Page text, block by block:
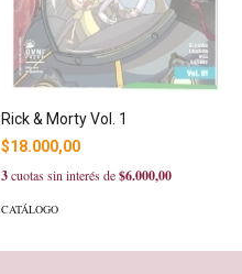
Rick & Morty Vol. 1
$18.000,00
3cuotas sin interés de$6.000,00
CATÁLOGO